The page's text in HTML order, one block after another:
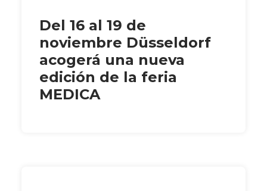
Del 16 al 19 de
noviembre Düsseldorf
acogerá una nueva
edición de la feria
MEDICA